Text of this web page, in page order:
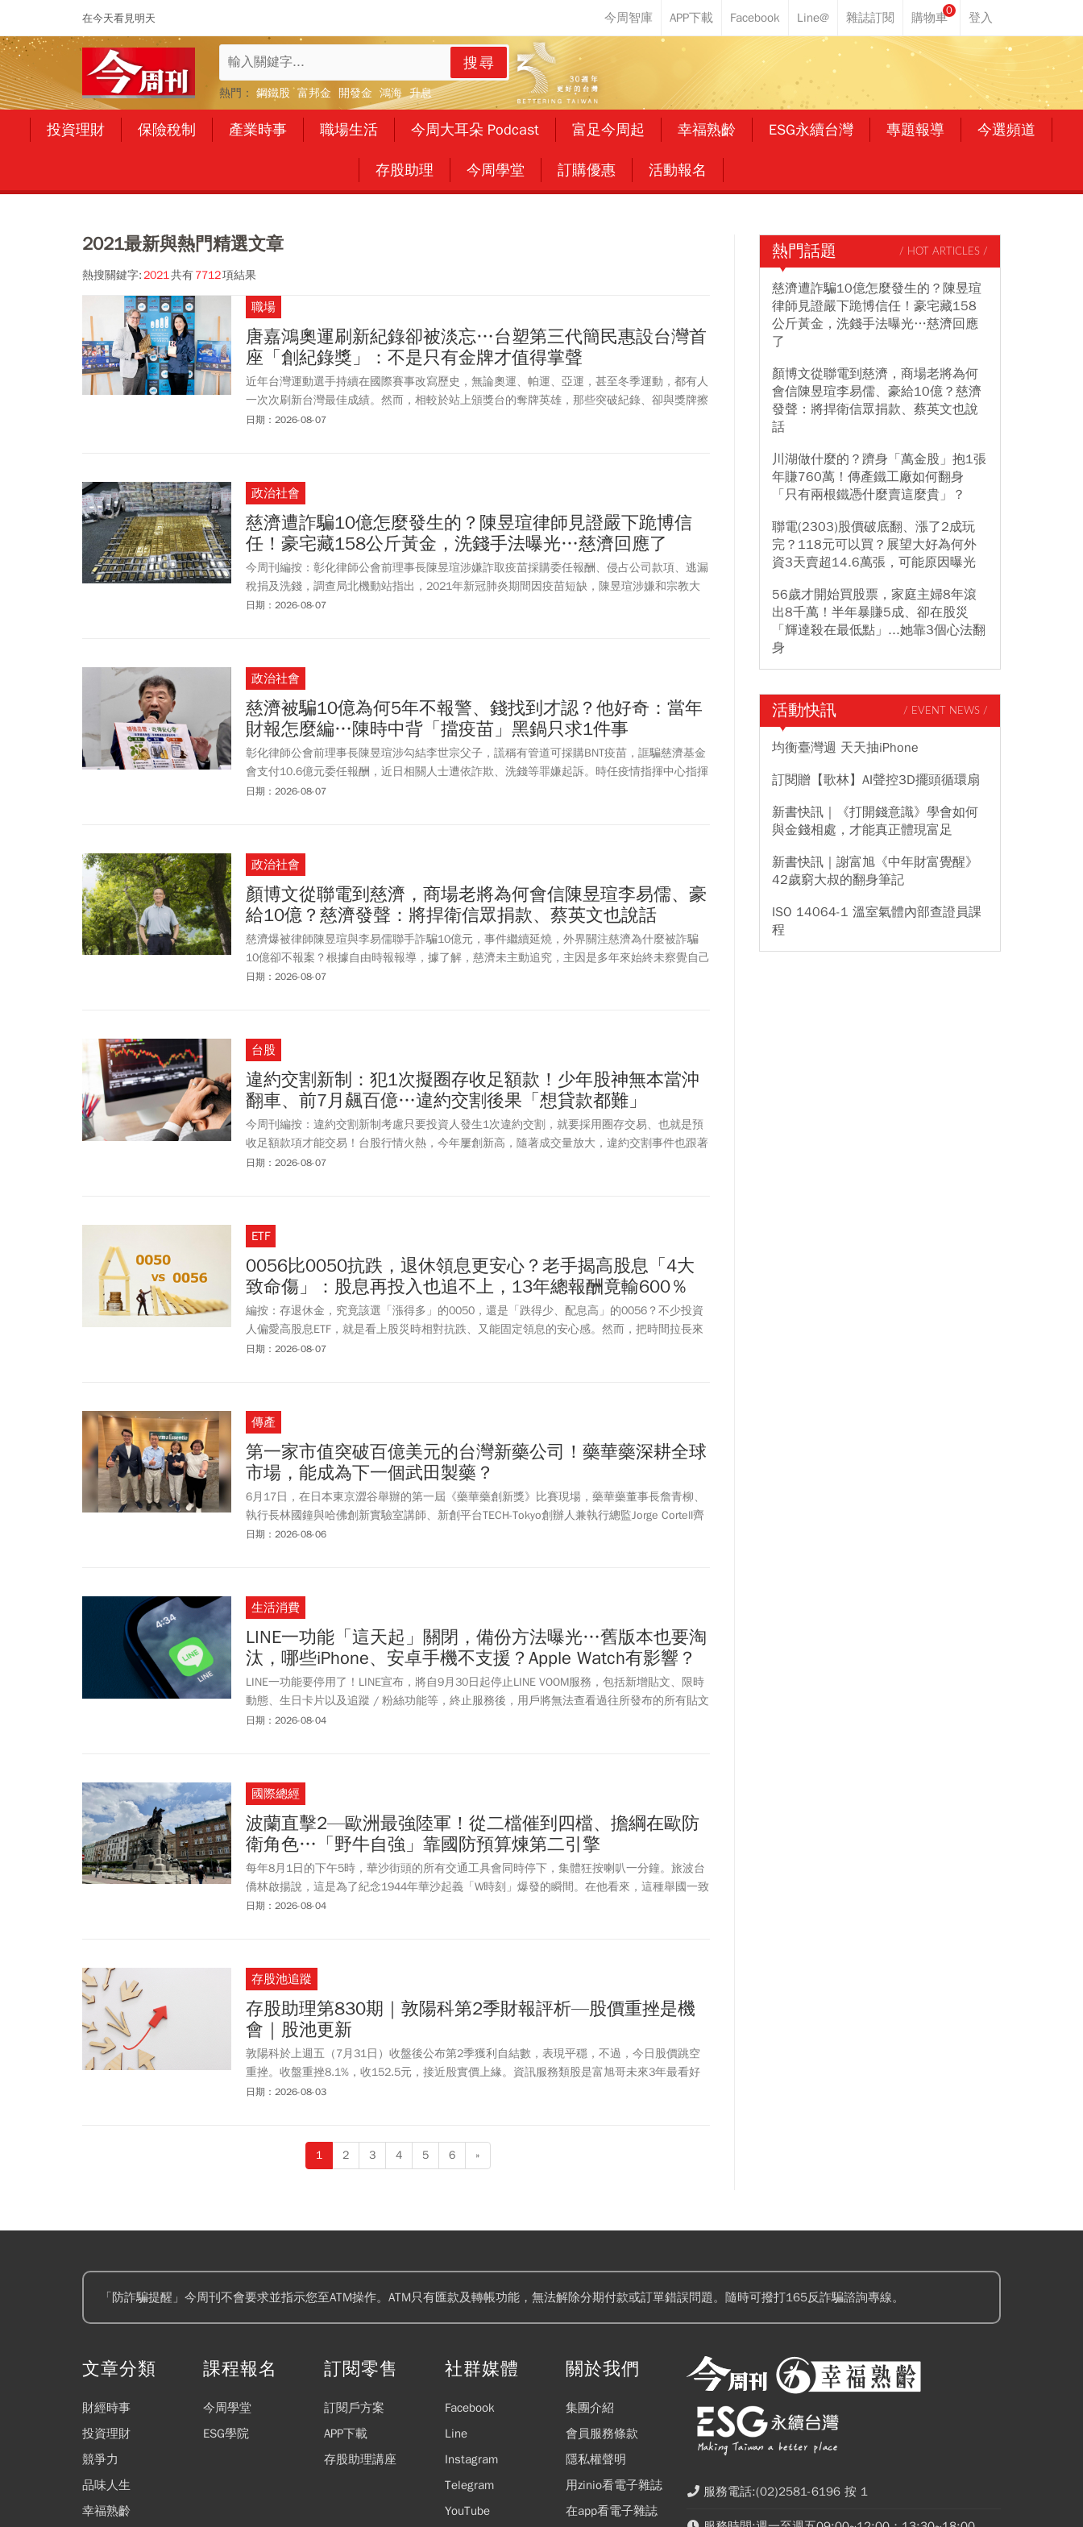
在今天看見明天
0
搜尋
熱門： 鋼鐵股 富邦金 開發金 鴻海 升息
投資理財 保險稅制 產業時事 職場生活 今周大耳朵 Podcast 富足今周起 幸福熟齡 ESG永續台灣 專題報導 今選頻道
存股助理 今周學堂 訂購優惠 活動報名
2021最新與熱門精選文章
熱搜關鍵字:2021共有7712項結果
職場
唐嘉鴻奧運刷新紀錄卻被淡忘…台塑第三代簡民惠設台灣首
座「創紀錄獎」：不是只有金牌才值得掌聲
近年台灣運動選手持續在國際賽事改寫歷史，無論奧運、帕運、亞運，甚至冬季運動，都有人
一次次刷新台灣最佳成績。然而，相較於站上頒獎台的奪牌英雄，那些突破紀錄、卻與獎牌擦
身而過的選手，往往在鎂光燈熄滅後，很快被社會遺忘。「難道沒有奪牌，就不值得被記住
日期：2026-08-07
政治社會
慈濟遭詐騙10億怎麼發生的？陳昱瑄律師見證嚴下跪博信
任！豪宅藏158公斤黃金，洗錢手法曝光…慈濟回應了
今周刊編按：彰化律師公會前理事長陳昱瑄涉嫌詐取疫苗採購委任報酬、侵占公司款項、逃漏
稅捐及洗錢，調查局北機動站指出，2021年新冠肺炎期間因疫苗短缺，陳昱瑄涉嫌和宗教大
師李世宗兒子李易儒共謀，向慈濟基金會謊稱是上海復星公司大股東，可透過管道協助採購
再分批提領現金共約5億2,000萬元，交由李世宗等人保管、支用。除此之外，陳昱瑄利用多間
人頭公司開立33張不實統一發票，藉此虛增成本及進項稅額，逃漏稅額約5,374萬元。為隱匿
犯罪所得，陳昱瑄將約4億1000萬元現金交給共犯處理，並運用餘款購買總重量約232公斤的
黃金，以製造金流斷點。台中地檢署表示，陳昱瑄等17人分別涉犯刑法之詐欺取財、業務侵
占、行使業務登載不實文書、稅捐稽徵法之逃漏稅捐及幫助逃漏稅捐、商業會計法之填製不實
會計憑證及洗錢防制法之鉅額洗錢、一般洗錢等罪嫌。本案於兩波搜索行動中，共扣得現金約
9,308萬元、黃金約158.8公斤，依查扣時市價估算約值6億8,000萬元，以及Range Rover、賓
合司法機關審理與調查，也會採取必要措施捍衛慈濟基金會、慈濟人與十方捐款大德權益。
日期：2026-08-07
政治社會
慈濟被騙10億為何5年不報警、錢找到才認？他好奇：當年
財報怎麼編…陳時中背「擋疫苗」黑鍋只求1件事
彰化律師公會前理事長陳昱瑄涉勾結李世宗父子，謊稱有管道可採購BNT疫苗，誆騙慈濟基金
會支付10.6億元委任報酬，近日相關人士遭依詐欺、洗錢等罪嫌起訴。時任疫情指揮中心指揮
官的行政院政委陳時中，曾力勸慈濟小心詐騙，但遭中國國民黨、台灣民眾黨的多名政治人物
非遭詐騙的慈濟。至於慈濟為什麼被詐騙10億卻不報案？根據自由時報報導，據了解，慈濟未
主動追究，主因是多年來始終未察覺自己受騙，直到調查局從陳昱瑄及其名下公司可疑金流反
向追查，聯繫慈濟核對款項性質、交易經過，慈濟才知道自己是鉅額詐欺案被害人。
日期：2026-08-07
政治社會
顏博文從聯電到慈濟，商場老將為何會信陳昱瑄李易儒、豪
給10億？慈濟發聲：將捍衛信眾捐款、蔡英文也說話
慈濟爆被律師陳昱瑄與李易儒聯手詐騙10億元，事件繼續延燒，外界關注慈濟為什麼被詐騙
10億卻不報案？根據自由時報報導，據了解，慈濟未主動追究，主因是多年來始終未察覺自己
受騙，直到調查局從陳昱瑄及其名下公司可疑金流反向追查，聯繫慈濟核對款項性質、交易經
聲，感謝慈濟在疫情期間願意投入資源、協助採購並捐贈疫苗，出發點是救人，也是回應社會
的急迫需要，如今傳出受託採購過程涉及詐騙，慈濟同樣是受害者。不過蔡英文也表示，當年
防疫及疫苗採購團隊，就是在壓力下，一方面與時間賽跑，一方面堅持程序與專業，很多判
斷，在當下未必容易被理解，但今天回頭來看，更能體會那份謹慎背後所承擔的責任。
日期：2026-08-07
台股
違約交割新制：犯1次擬圈存收足額款！少年股神無本當沖
翻車、前7月飆百億…違約交割後果「想貸款都難」
今周刊編按：違約交割新制考慮只要投資人發生1次違約交割，就要採用圈存交易、也就是預
收足額款項才能交易！台股行情火熱，今年屢創新高，隨著成交量放大，違約交割事件也跟著
攀升。截至今年7月下旬，台股上市櫃違約交割金額已近100億大關，為去年全年的1.6倍，達
研議新措施，未來投資人只要發生1次違約交割，恐將面臨嚴厲的「圈存」處置，也就是下單
時都必須預先備妥足額款項或股票才能交易，意即喪失「T+2」延後扣款的便利性。而「違約
交割」後果有多嚴重？民事責任部分，證券商可向違約客戶收取最高成交金額7%之違約金，
並追償因違約所產生之債務及費用。而刑事責任部分，根據證券交易法，在集中交易市場委託
買賣或申報買賣，業經成交而不履行交割，足以影響市場秩序者，處 3 年以上 10 年以下有期
徒刑，得併科新臺幣 1000 萬元以上 2 億元以下罰金。違約交割將留有紀錄，授信機構可透過
金融聯合徵信中心取得相關資訊，個人信用將受到負面影響，未來要申請車貸、房貸等貸款將
日期：2026-08-07
ETF
0056比0050抗跌，退休領息更安心？老手揭高股息「4大
致命傷」：股息再投入也追不上，13年總報酬竟輸600％
編按：存退休金，究竟該選「漲得多」的0050，還是「跌得少、配息高」的0056？不少投資
人偏愛高股息ETF，就是看上股災時相對抗跌、又能固定領息的安心感。然而，把時間拉長來
看，這份「安心」可能有不小代價。從2014年至今多次市場修正，0056在多數股災中的確比
日期：2026-08-07
傳產
第一家市值突破百億美元的台灣新藥公司！藥華藥深耕全球
市場，能成為下一個武田製藥？
6月17日，在日本東京澀谷舉辦的第一屆《藥華藥創新獎》比賽現場，藥華藥董事長詹青柳、
執行長林國鐘與哈佛創新實驗室講師、新創平台TECH-Tokyo創辦人兼執行總監Jorge Cortell齊
聚一堂，評選從近40家亞太新創參與、最後進入八強決選的隊伍。 這個新創競賽總獎金達20
日期：2026-08-06
生活消費
LINE一功能「這天起」關閉，備份方法曝光…舊版本也要淘
汰，哪些iPhone、安卓手機不支援？Apple Watch有影響？
LINE一功能要停用了！LINE宣布，將自9月30日起停止LINE VOOM服務，包括新增貼文、限時
動態、生日卡片以及追蹤 / 粉絲功能等，終止服務後，用戶將無法查看過往所發布的所有貼文
內容。官方提醒，可於9月30日前使用官方備份工具進行下載，且每個LINE帳號僅能備份一
日期：2026-08-04
國際總經
波蘭直擊2—歐洲最強陸軍！從二檔催到四檔、擔綱在歐防
衛角色…「野牛自強」靠國防預算煉第二引擎
每年8月1日的下午5時，華沙街頭的所有交通工具會同時停下，集體狂按喇叭一分鐘。旅波台
僑林啟揚說，這是為了紀念1944年華沙起義「W時刻」爆發的瞬間。在他看來，這種舉國一致
的凝聚力，「正是台灣目前比較缺的」。他觀察，波蘭人民族意識核心，正是那種「兩邊
日期：2026-08-04
存股池追蹤
存股助理第830期｜敦陽科第2季財報評析—股價重挫是機
會｜股池更新
敦陽科於上週五（7月31日）收盤後公布第2季獲利自結數，表現平穩，不過，今日股價跳空
重挫。收盤重挫8.1%，收152.5元，接近殷實價上緣。資訊服務類股是富旭哥未來3年最看好
的產業之一。如果敦陽科能回跌至150元以下，會令我相當心動。
日期：2026-08-03
1 2 3 4 5 6 »
熱門話題 / HOT ARTICLES /
慈濟遭詐騙10億怎麼發生的？陳昱瑄
律師見證嚴下跪博信任！豪宅藏158
公斤黃金，洗錢手法曝光…慈濟回應
了
顏博文從聯電到慈濟，商場老將為何
會信陳昱瑄李易儒、豪給10億？慈濟
發聲：將捍衛信眾捐款、蔡英文也說
話
川湖做什麼的？躋身「萬金股」抱1張
年賺760萬！傳產鐵工廠如何翻身
「只有兩根鐵憑什麼賣這麼貴」？
聯電(2303)股價破底翻、漲了2成玩
完？118元可以買？展望大好為何外
資3天賣超14.6萬張，可能原因曝光
56歲才開始買股票，家庭主婦8年滾
出8千萬！半年暴賺5成、卻在股災
「輝達殺在最低點」...她靠3個心法翻
身
活動快訊 / EVENT NEWS /
均衡臺灣週 天天抽iPhone
訂閱贈【歌林】AI聲控3D擺頭循環扇
新書快訊｜《打開錢意識》學會如何
與金錢相處，才能真正體現富足
新書快訊｜謝富旭《中年財富覺醒》
42歲窮大叔的翻身筆記
ISO 14064-1 溫室氣體內部查證員課
程
「防詐騙提醒」今周刊不會要求並指示您至ATM操作。ATM只有匯款及轉帳功能，無法解除分期付款或訂單錯誤問題。隨時可撥打165反詐騙諮詢專線。
文章分類
財經時事
投資理財
競爭力
品味人生
幸福熟齡
課程報名
今周學堂
ESG學院
訂閱零售
訂閱戶方案
APP下載
存股助理講座
社群媒體
Facebook
Line
Instagram
Telegram
YouTube
關於我們
集團介紹
會員服務條款
隱私權聲明
用zinio看電子雜誌
在app看電子雜誌
服務電話:(02)2581-6196 按 1